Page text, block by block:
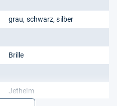
grau, schwarz, silber
Brille
Jethelm